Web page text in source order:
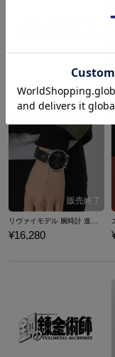
リヴァイモデル 腕時計 進撃の巨人
¥16,280